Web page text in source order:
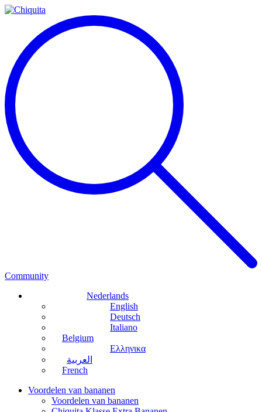
Community
Nederlands
English
Deutsch
Italiano
Belgium
Ελληνικα
العربية
French
Voordelen van bananen
Voordelen van bananen